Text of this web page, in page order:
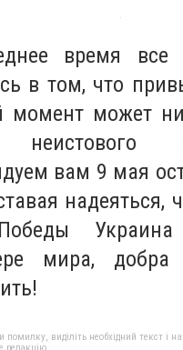
время все
в том, что
момент может
вам 9 мая
надеяться,
мира,
виділіть необхідний текст і
редакцію